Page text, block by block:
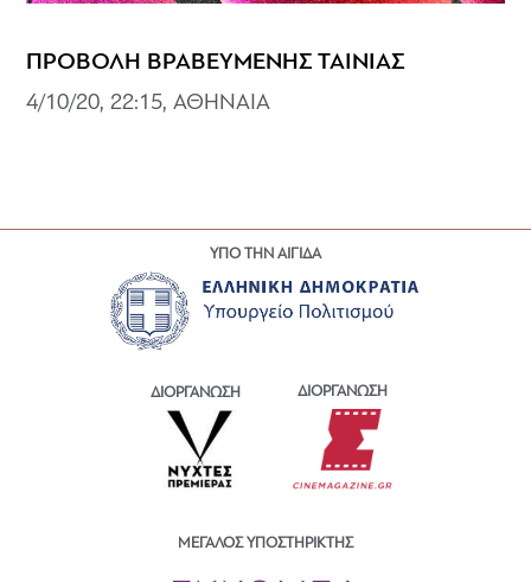
ΠΡΟΒΟΛΗ ΒΡΑΒΕΥΜΕΝΗΣ ΤΑΙΝΙΑΣ
4/10/20, 22:15, ΑΘΗΝΑΙΑ
ΥΠΟ ΤΗΝ ΑΙΓΙΔΑ
ΔΙΟΡΓΑΝΩΣΗ ΔΙΟΡΓΑΝΩΣΗ
ΜΕΓΑΛΟΣ ΥΠΟΣΤΗΡΙΚΤΗΣ